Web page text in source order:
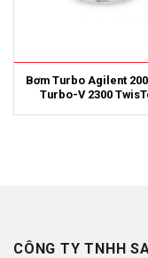
Bơm Turbo Agilent
Turbo-V 2300
CÔNG TY TNHH